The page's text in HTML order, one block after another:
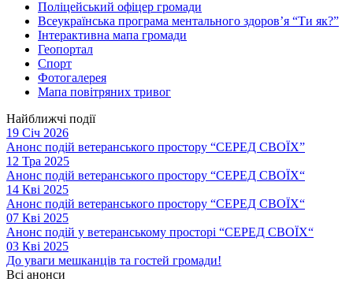
Поліцейський офіцер громади
Всеукраїнська програма ментального здоров’я “Ти як?”
Інтерактивна мапа громади
Геопортал
Спорт
Фотогалерея
Мапа повітряних тривог
Найближчі події
19 Січ 2026
Анонс подій ветеранського простору “СЕРЕД СВОЇХ”
12 Тра 2025
Анонс подій ветеранського простору “СЕРЕД СВОЇХ“
14 Кві 2025
Анонс подій ветеранського простору “СЕРЕД СВОЇХ“
07 Кві 2025
Анонс подій у ветеранському просторі “СЕРЕД СВОЇХ“
03 Кві 2025
До уваги мешканців та гостей громади!
Всі анонси